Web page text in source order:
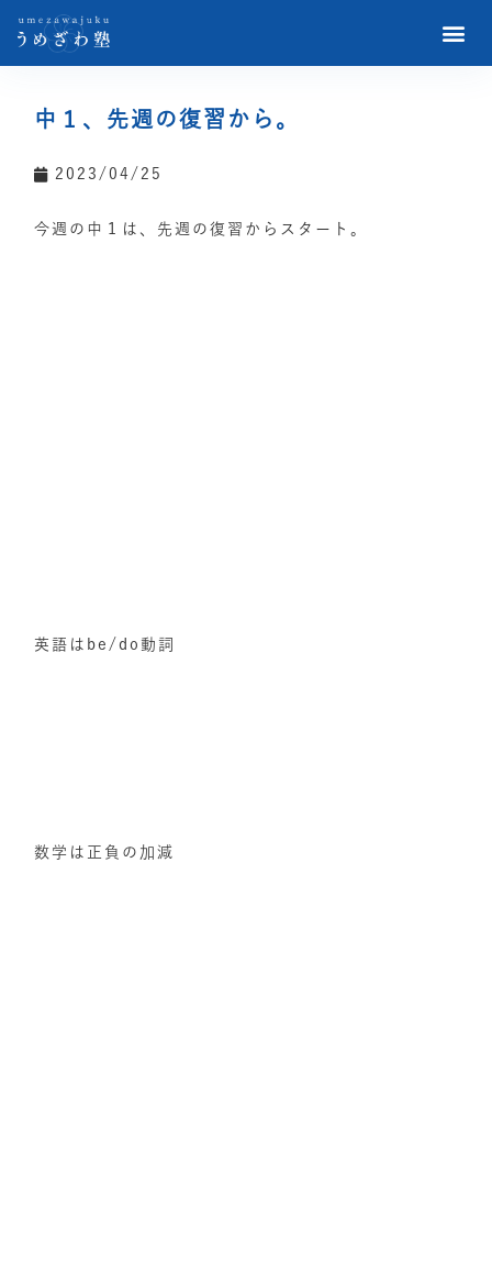
中１、先週の復習から。
2023/04/25
今週の中１は、先週の復習からスタート。
英語はbe/do動詞
数学は正負の加減